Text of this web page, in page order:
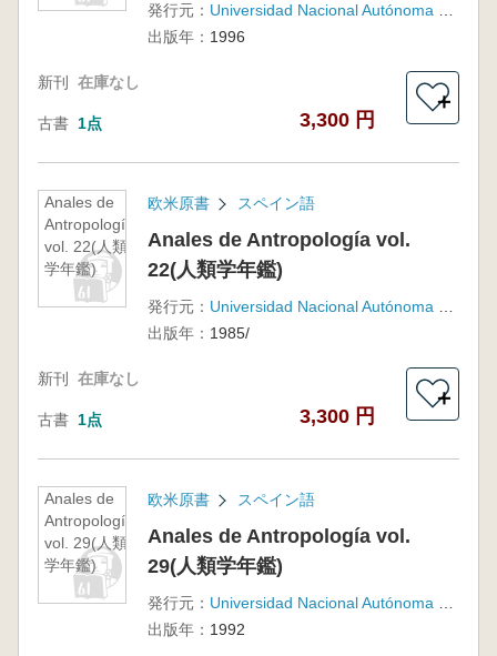
発行元：
出版年： 1996
新刊 在庫なし
古書 1点 3,300 円
＋
Anales de
Antropología
vol. 22(人類
学年鑑)
欧米原書 スペイン語
Anales de Antropología vol.
22(人類学年鑑)
発行元：
出版年： 1985/
新刊 在庫なし
古書 1点 3,300 円
＋
Anales de
Antropología
vol. 29(人類
学年鑑)
欧米原書 スペイン語
Anales de Antropología vol.
29(人類学年鑑)
発行元：
出版年： 1992